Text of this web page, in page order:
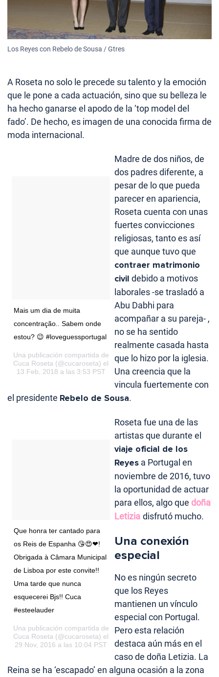
Los Reyes con Rebelo de Sousa / Gtres
A Roseta no solo le precede su talento y la emoción
que le pone a cada actuación, sino que su belleza le
ha hecho ganarse el apodo de la ‘top model del
fado’. De hecho, es imagen de una conocida firma de
moda internacional.
Mais um dia de muita
concentração.. Sabem onde
estou? 😉 #loveguessportugal
Una publicación compartida de
Cuca Roseta (@cucaroseta) el
13 Feb, 2018 a las 3:53 PST
Madre de dos niños, de
dos padres diferente, a
pesar de lo que pueda
parecer en apariencia,
Roseta cuenta con unas
fuertes convicciones
religiosas, tanto es así
que aunque tuvo que
contraer matrimonio
civil debido a motivos
laborales -se trasladó a
Abu Dabhi para
acompañar a su pareja- ,
no se ha sentido
realmente casada hasta
que lo hizo por la iglesia.
Una creencia que la
vincula fuertemente con
el presidente Rebelo de Sousa.
Que honra ter cantado para
os Reis de Espanha 😘😍❤!
Obrigada à Câmara Municipal
de Lisboa por este convite!!
Uma tarde que nunca
esquecerei Bjs!! Cuca
#esteelauder
Una publicación compartida de
Cuca Roseta (@cucaroseta) el
29 Nov, 2016 a las 10:04 PST
Roseta fue una de las
artistas que durante el
viaje oficial de los
Reyes a Portugal en
noviembre de 2016, tuvo
la oportunidad de actuar
para ellos, algo que doña
Letizia disfrutó mucho.
Una conexión
especial
No es ningún secreto
que los Reyes
mantienen un vínculo
especial con Portugal.
Pero esta relación
destaca aún más en el
caso de doña Letizia. La
Reina se ha ‘escapado’ en alguna ocasión a la zona